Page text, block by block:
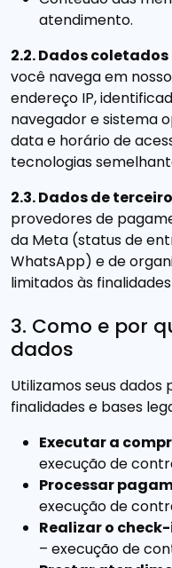
atendimento.
2.2. Dados
você navega em
endereço IP,
navegador e sistema
data e horário de
tecnologias
2.3. Dados de
provedores de
da Meta (status de
WhatsApp) e de
limitados às
3. Como e por
dados
Utilizamos seus dados
finalidades e bases
Executar a
execução de
Processar
execução de
Realizar o
– execução de